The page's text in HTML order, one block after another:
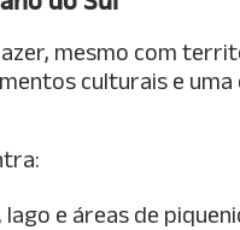
mesmo com
culturais e
lago e áreas de